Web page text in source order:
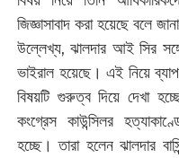
জিজ্ঞাসাবাদ করা হয়েছে বলে
উল্লেখ্য, ঝালদার আই সির
ভাইরাল হয়েছে। এই নিয়ে
বিষয়টি গুরুত্ব দিয়ে দেখা
কংগ্রেস কাউন্সিলর
হচ্ছে। তারা হলেন ঝালদার